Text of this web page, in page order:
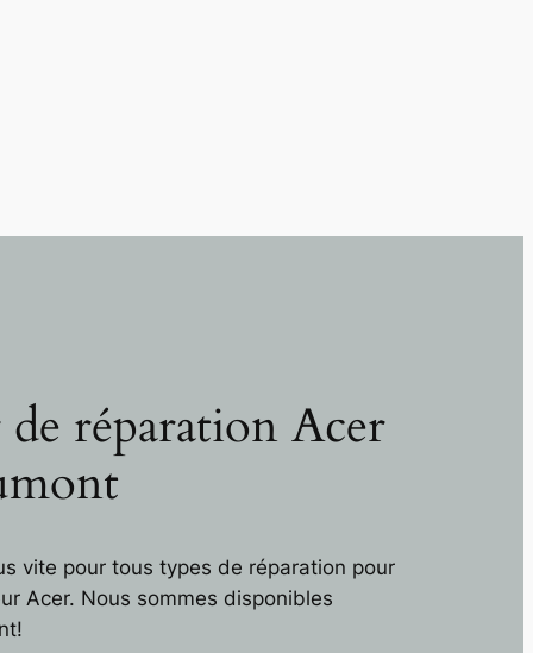
réparation Acer
vite pour tous types de réparation pour
Acer. Nous sommes disponibles